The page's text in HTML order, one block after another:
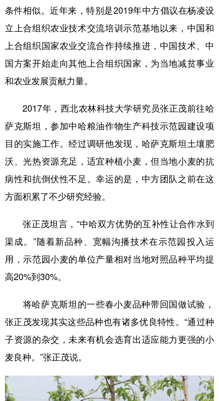
条件相似。近年来，特别是2019年中方倡议在杨凌设
立上合组织农业技术交流培训示范基地以来，中国和
上合组织国家农业交流合作持续推进，中国技术、中
国方案开始走向其他上合组织国家，为当地减贫事业
和农业发展贡献力量。
2017年，西北农林科技大学研究员张正茂前往哈
萨克斯坦，参加中哈粮油作物生产科技示范园建设项
目的实施工作。经过调研他发现，哈萨克斯坦土壤肥
沃、光热资源充足，适宜种植小麦，但当地小麦的抗
病性和抗倒伏性不足。幸运的是，中方团队之前在这
方面积累了不少研究经验。
张正茂坦言，“中哈双方优势的互补性让合作水到
渠成。”随着新品种、宽幅沟播技术在示范园投入运
用，示范园小麦的单位产量相对当地对照品种平均提
高20%到30%。
将哈萨克斯坦的一些春小麦品种带回国做试验，
张正茂发现其实这些品种也有诸多优良特性。“通过种
子资源的杂交，未来有机会选育出适应能力更强的小
麦良种。”张正茂说。